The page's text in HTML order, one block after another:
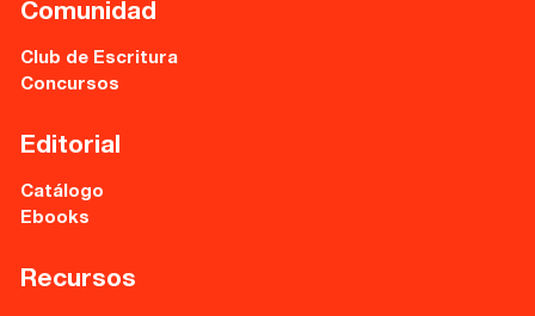
Comunidad
Club de Escritura
Concursos
Editorial
Catálogo
Ebooks
Recursos